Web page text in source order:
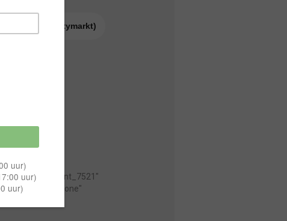
op de Citymarkt)
[caption
id="attachment_7521"
align="alignnone"